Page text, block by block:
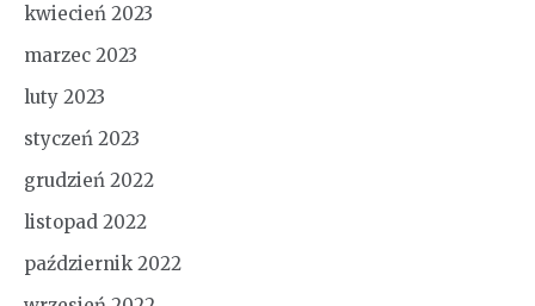
kwiecień 2023
marzec 2023
luty 2023
styczeń 2023
grudzień 2022
listopad 2022
październik 2022